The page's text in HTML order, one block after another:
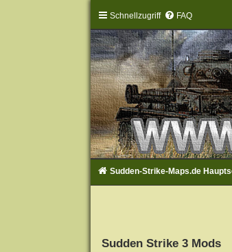
Schnellzugriff FAQ
Sudden-Strike-Maps.de
Sudden Strike 3 Mods